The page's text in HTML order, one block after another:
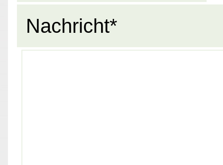
Nachricht*